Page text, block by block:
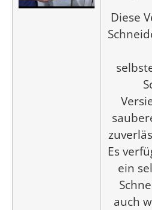
Diese
Es
ein
auch